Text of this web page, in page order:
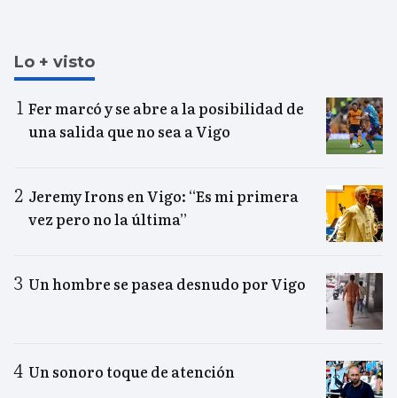
Lo + visto
Fer marcó y se abre a la posibilidad de
una salida que no sea a Vigo
Jeremy Irons en Vigo: “Es mi primera
vez pero no la última”
Un hombre se pasea desnudo por Vigo
Un sonoro toque de atención